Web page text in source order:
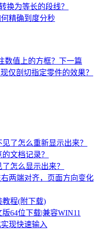
换为等长的段线？
精确到度分秒
数值上的方框？ 下一篇
仅剖切指定零件的效果？
了怎么重新显示出来？
文档记录？
怎么显示出来？
两端对齐，页面方向变化
教程(附下载)
64位下载|兼容WIN11
现快速输入